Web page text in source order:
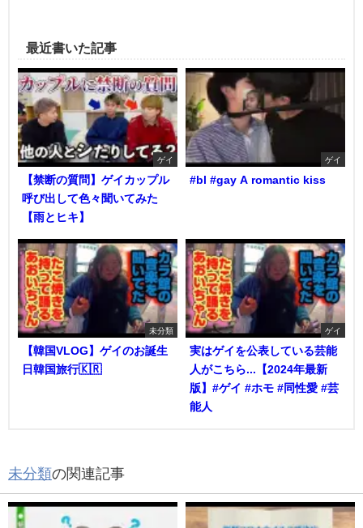
最近書いた記事
ゲイ
【禁断の質問】ゲイカップル
呼び出して色々聞いてみた
【雨とヒキ】
ゲイ
#bl #gay A romantic kiss
未分類
【韓国VLOG】ゲイのお誕生
日韓国旅行🇰🇷
ゲイ
実はゲイを公表している芸能
人がこちら...【2024年最新
版】#ゲイ #ホモ #同性愛 #芸
能人
未分類の関連記事